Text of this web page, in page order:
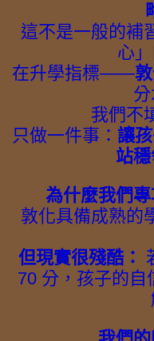
這不是一般的補
心
在升學指標——
分
我們不
只做一件事： 讓
站穩
為什麼我們
敦化具備成熟的
但現實很殘酷：
70 分，孩子的自